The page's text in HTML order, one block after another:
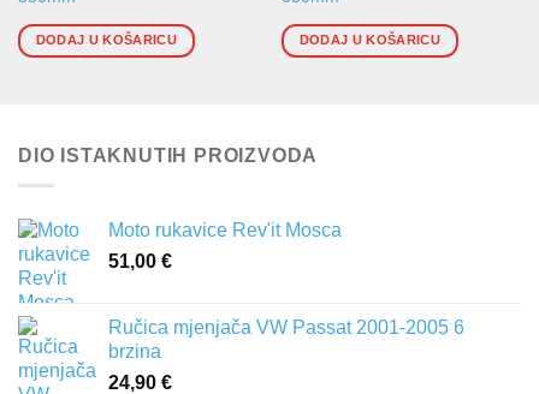
DODAJ U KOŠARICU DODAJ U KOŠARICU
DIO ISTAKNUTIH PROIZVODA
Moto rukavice Rev'it Mosca
51,00 €
Ručica mjenjača VW Passat 2001-2005 6
brzina
24,90 €